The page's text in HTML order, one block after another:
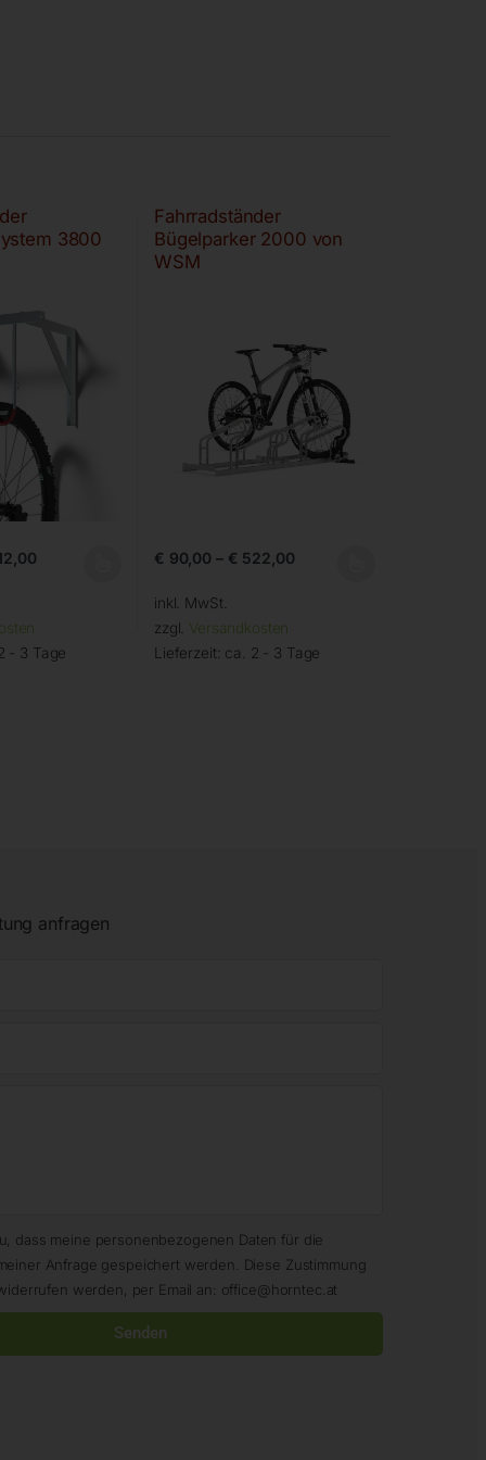
3800
- 3 Tage
Fahrradständer
Bügelparker 2000 von
WSM
€ 90,00 – € 522,00
inkl. MwSt.
zzgl. Versandkosten
Lieferzeit: ca. 2 - 3 Tage
anfragen
dass meine personenbezogenen Daten für die
Anfrage gespeichert werden. Diese Zustimmung
werden, per Email an: office@horntec.at
Senden